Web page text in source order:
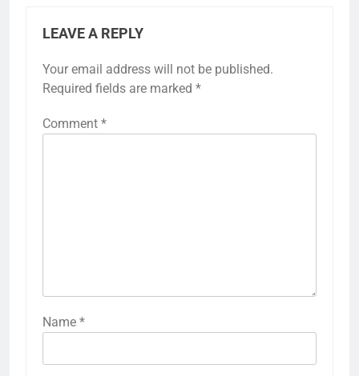
LEAVE A REPLY
Your email address will not be published.
Required fields are marked *
Comment *
Name *